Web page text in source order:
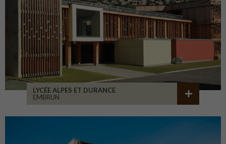
LYCÉE ALPES ET DURANCE
EMBRUN